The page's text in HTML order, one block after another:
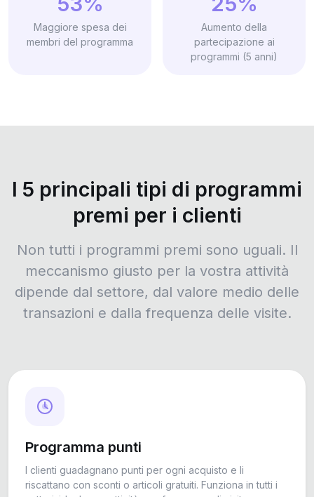
Maggiore spesa dei
membri del programma
Aumento della
partecipazione ai
programmi (5 anni)
I 5 principali tipi di programmi
premi per i clienti
Non tutti i programmi premi sono uguali. Il
meccanismo giusto per la vostra attività
dipende dal settore, dal valore medio delle
transazioni e dalla frequenza delle visite.
Programma punti
I clienti guadagnano punti per ogni acquisto e li
riscattano con sconti o articoli gratuiti. Funziona in tutti i